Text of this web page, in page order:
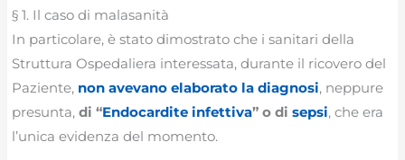
§ 1. Il caso di malasanità
In particolare, è stato dimostrato che i sanitari della
Struttura Ospedaliera interessata, durante il ricovero del
Paziente, non avevano elaborato la diagnosi, neppure
presunta,di “Endocardite infettiva” o disepsi, che era
l’unica evidenza del momento.